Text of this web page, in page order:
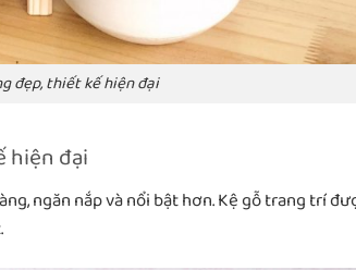
đẹp, thiết kế hiện đại
hiện đại
ngăn nắp và nổi bật hơn. Kệ gỗ trang trí